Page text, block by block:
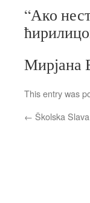
“Ако
Мирјана
This entry was
← Školska Slava